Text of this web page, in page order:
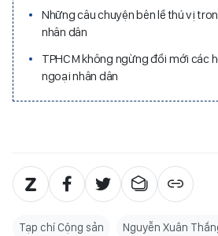
Những câu chuyện bên lề thú vị
nhân dân
TPHCM không ngừng đổi mới các
ngoại nhân dân
Tạp chí Cộng sản Nguyễn Xuân